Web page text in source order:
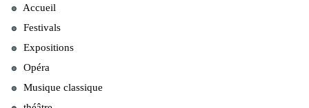
Accueil
Festivals
Expositions
Opéra
Musique classique